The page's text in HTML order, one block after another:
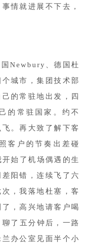
情就进展不下去，
Newbury、德国杜
城市，集团技术部
的常驻地出发，四
的常驻国家。约不
。再大致了解下客
客户的节奏出差碰
始了机场偶遇的生
阳错，连续飞了六
，我落地杜塞，客
，高兴地请客户喝
了五分钟后，一路
办公室见面半个小